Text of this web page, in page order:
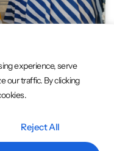
experience, serve
our traffic. By clicking
Reject All
ai